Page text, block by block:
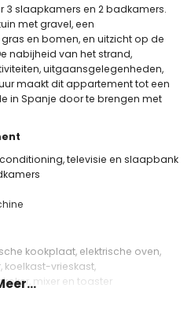
3 slaapkamers en 2 badkamers.
met gravel, een
en bomen, en uitzicht op de
nabijheid van het strand,
uitgaansgelegenheden,
maakt dit appartement tot een
in Spanje door te brengen met
televisie en slaapbank
kookplaat, elektrische oven,
koelkast-vrieskast,
mixer en toaster